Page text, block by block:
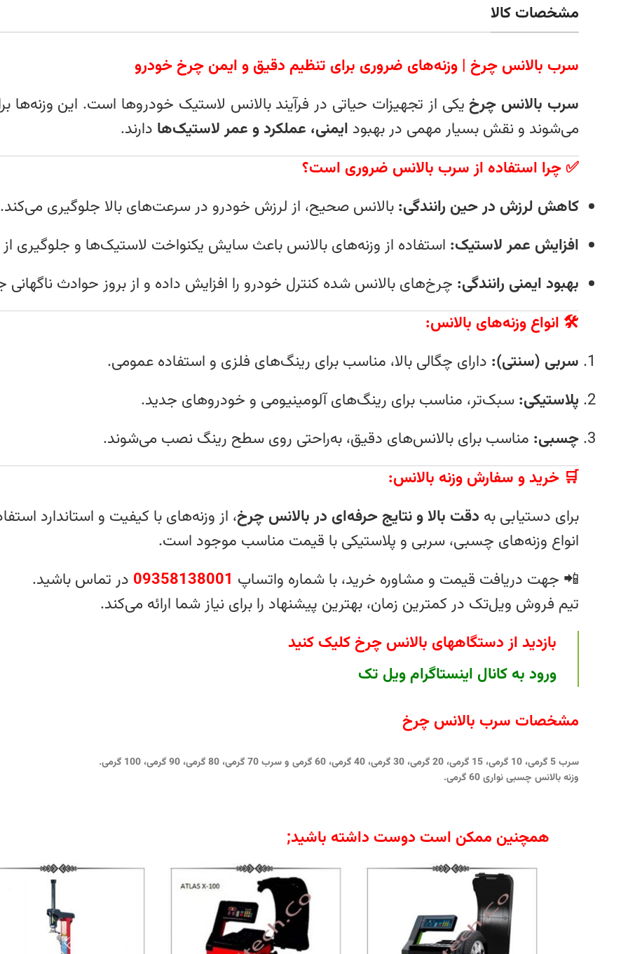
مشخصات کالا
سرب بالانس چرخ | وزنه‌های ضروری برای تنظیم دقیق و ایمن چرخ خودرو
سرب بالانس چرخیکی از تجهیزات حیاتی در فرآیند بالانس لاستیک خودروها است. این وزنه‌ها
می‌شوند و نقش بسیار مهمی در بهبود ایمنی، عملکرد و عمر لاستیک‌ها دارند.
✅ چرا استفاده از سرب بالانس ضروری است؟
کاهش لرزش در حین رانندگی: بالانس صحیح، از لرزش خودرو در سرعت‌های بالا جلوگیری می‌کند.
افزایش عمر لاستیک: استفاده از وزنه‌های بالانس باعث سایش یکنواخت لاستیک‌ها و جلوگیری
بهبود ایمنی رانندگی: چرخ‌های بالانس شده کنترل خودرو را افزایش داده و از بروز حوادث
🛠 انواع وزنه‌های بالانس:
سربی (سنتی): دارای چگالی بالا، مناسب برای رینگ‌های فلزی و استفاده عمومی.
پلاستیکی: سبک‌تر، مناسب برای رینگ‌های آلومینیومی و خودروهای جدید.
چسبی: مناسب برای بالانس‌های دقیق، به‌راحتی روی سطح رینگ نصب می‌شوند.
🛒 خرید و سفارش وزنه بالانس:
برای دستیابی به دقت بالا و نتایج حرفه‌ای در بالانس چرخ، از وزنه‌های با کیفیت و استاندارد
انواع وزنه‌های چسبی، سربی و پلاستیکی با قیمت مناسب موجود است.
📲 جهت دریافت قیمت و مشاوره خرید، با شماره واتساپ 09358138001 در تماس باشید.
تیم فروش ویل‌تک در کمترین زمان، بهترین پیشنهاد را برای نیاز شما ارائه می‌کند.
بازدید از دستگاههای بالانس چرخ کلیک کنید
ورود به کانال اینستاگرام ویل تک
مشخصات سرب بالانس چرخ
سرب 5 گرمی، 10 گرمی، 15 گرمی، 20 گرمی، 30 گرمی، 40 گرمی، 60 گرمی و سرب 70 گرمی، 80 گرمی، 90 گرمی، 100 گرمی.
وزنه بالانس چسبی نواری 60 گرمی.
همچنین ممکن است دوست داشته باشید;